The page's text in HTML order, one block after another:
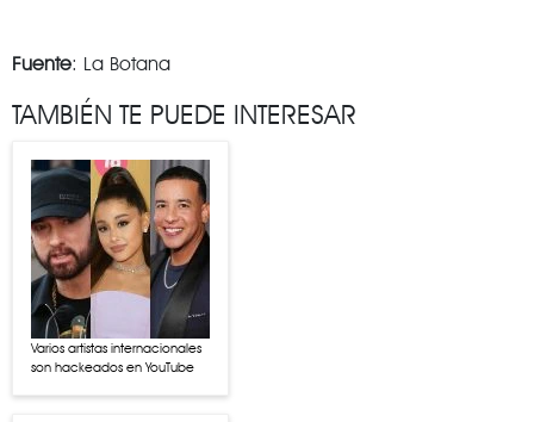
Fuente: La Botana
TAMBIÉN TE PUEDE INTERESAR
Varios artistas internacionales
son hackeados en YouTube